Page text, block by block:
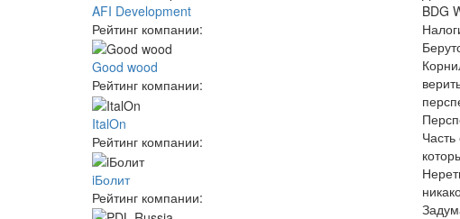
AFI Development
Рейтинг компании:
Good wood
Рейтинг компании:
ItalOn
Рейтинг компании:
iБолит
Рейтинг компании:
BDG